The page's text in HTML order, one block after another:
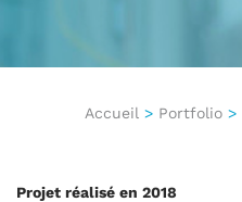
Accueil > Portfolio >
Projet réalisé en 2018